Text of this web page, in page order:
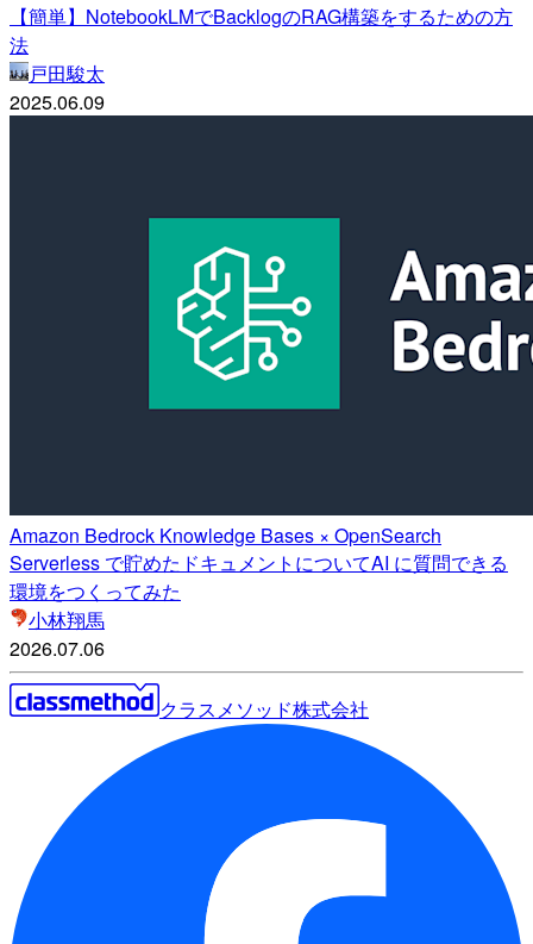
【簡単】NotebookLMでBacklogのRAG構築をするための方
法
戸田駿太
2025.06.09
Amazon Bedrock Knowledge Bases × OpenSearch
Serverless で貯めたドキュメントについてAI に質問できる
環境をつくってみた
小林翔馬
2026.07.06
クラスメソッド株式会社